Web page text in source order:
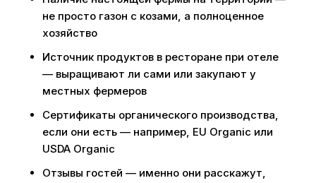
не просто газон с козами, а полноценное
хозяйство
Источник продуктов в ресторане при отеле
— выращивают ли сами или закупают у
местных фермеров
Сертификаты органического производства,
если они есть — например, EU Organic или
USDA Organic
Отзывы гостей — именно они расскажут,